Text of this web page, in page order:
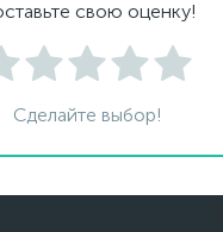
свою оценку!
Сделайте выбор!